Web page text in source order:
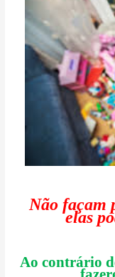
Não façam
elas
Ao contrário